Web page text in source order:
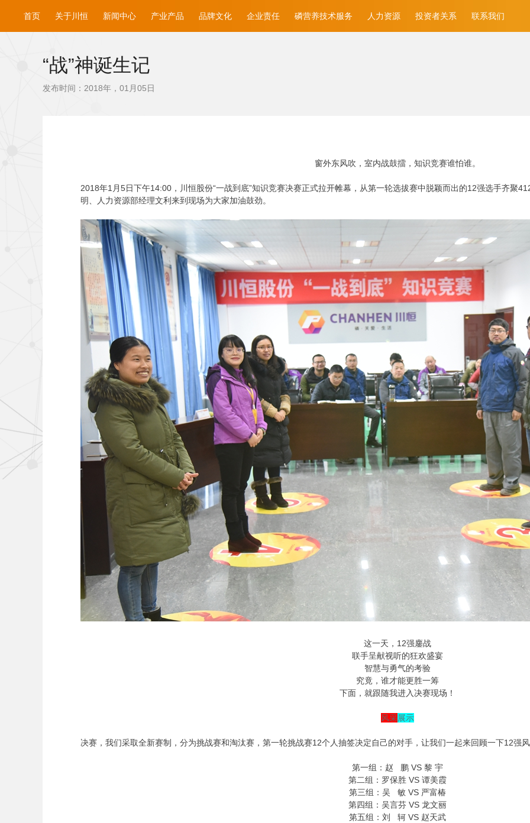
首页 关于川恒 新闻中心 产业产品 品牌文化 企业责任 磷营养技术服务 人力资源 投资者关系 联系我们
“战”神诞生记
发布时间：2018年，01月05日
窗外东风吹，室内战鼓擂，知识竞赛谁怕谁。
2018年1月5日下午14:00，川恒股份“一战到底”知识竞赛决赛正式拉开帷幕，从第一轮选拔赛中脱颖而出的12强选手齐聚
明、人力资源部经理文利来到现场为大家加油鼓劲。
这一天，12强鏖战
联手呈献视听的狂欢盛宴
智慧与勇气的考验
究竟，谁才能更胜一筹
下面，就跟随我进入决赛现场！
风采展示
决赛，我们采取全新赛制，分为挑战赛和淘汰赛，第一轮挑战赛12个人抽签决定自己的对手，让我们一起来回顾一下12强
第一组：赵 鹏 VS 黎 宇
第二组：罗保胜 VS 谭美霞
第三组：吴 敏 VS 严富椿
第四组：吴言芬 VS 龙文丽
第五组：刘 轲 VS 赵天武